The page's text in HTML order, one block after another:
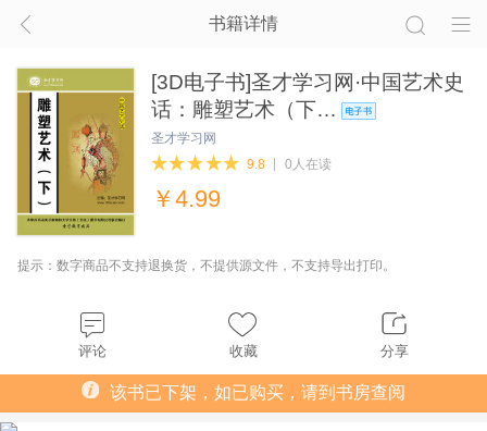
书籍详情
[3D电子书]圣才学习网·中国艺术史
话：雕塑艺术（下…
圣才学习网
9.8
0人在读
￥ 4.99
提示：数字商品不支持退换货，不提供源文件，不支持导出打印。
评论 收藏 分享
该书已下架，如已购买，请到书房查阅